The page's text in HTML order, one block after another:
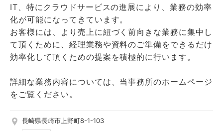
IT、特にクラウドサービスの進展により、業務の効率
化が可能になってきています。
お客様には、より売上に紐づく前向きな業務に集中し
て頂くために、経理業務や資料のご準備をできるだけ
効率化して頂くための提案を積極的に行います。
詳細な業務内容については、当事務所のホームページ
をご覧ください。
長崎県長崎市上野町8-1-103